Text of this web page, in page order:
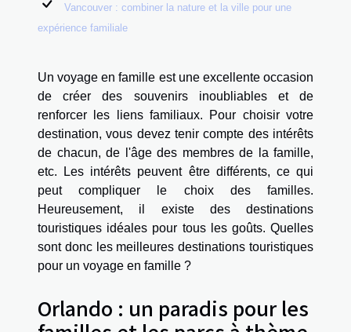
Vancouver : combiner la nature et la ville pour une
expérience familiale
Un voyage en famille est une excellente occasion
de créer des souvenirs inoubliables et de
renforcer les liens familiaux. Pour choisir votre
destination, vous devez tenir compte des intérêts
de chacun, de l'âge des membres de la famille,
etc. Les intérêts peuvent être différents, ce qui
peut compliquer le choix des familles.
Heureusement, il existe des destinations
touristiques idéales pour tous les goûts. Quelles
sont donc les meilleures destinations touristiques
pour un voyage en famille ?
Orlando : un paradis pour les